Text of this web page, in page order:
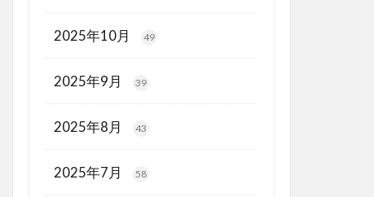
2025年10月 49
2025年9月 39
2025年8月 43
2025年7月 58